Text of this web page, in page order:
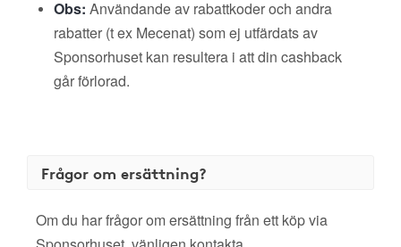
Obs: Användande av rabattkoder och andra
rabatter (t ex Mecenat) som ej utfärdats av
Sponsorhuset kan resultera i att din cashback
går förlorad.
Frågor om ersättning?
Om du har frågor om ersättning från ett köp via